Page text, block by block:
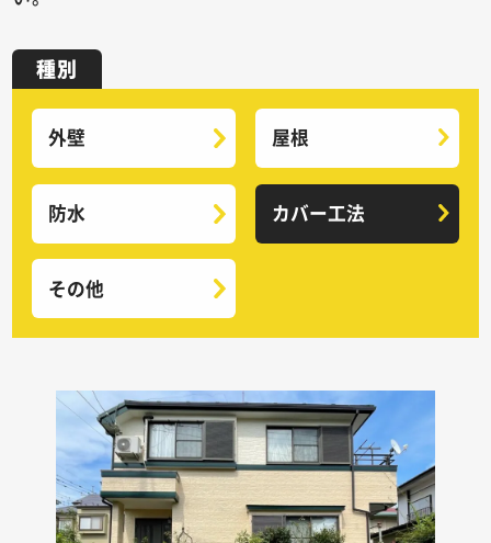
種別
外壁 屋根
防水 カバー工法
その他